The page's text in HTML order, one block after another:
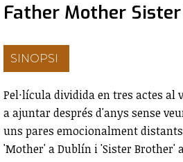
Father Mother
SINOPSI
Pel·lícula dividida en tres actes
a ajuntar després d'anys sense
uns pares emocionalment
'Mother' a Dublín i 'Sister Brother'